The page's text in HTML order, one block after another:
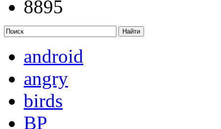
8895
android
angry
birds
BP